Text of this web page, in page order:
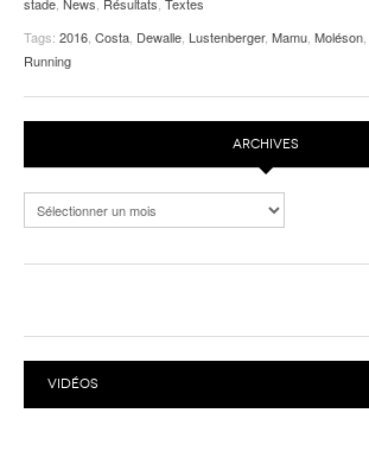
Tags: 2016 Costa Dewalle Lustenberger, Mamu Moléson
Running
ARCHIVES
Archives
VIDÉOS